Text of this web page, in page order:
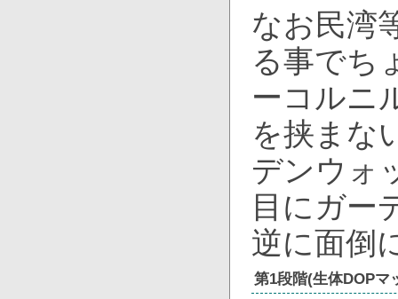
なお民湾
る事でち
ーコルニ
を挟まな
デンウォ
目にガー
逆に面倒
第1段階(生体DOPマ